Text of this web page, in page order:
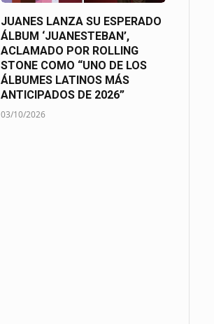
JUANES LANZA SU ESPERADO
ÁLBUM ‘JUANESTEBAN’,
ACLAMADO POR ROLLING
STONE COMO “UNO DE LOS
ÁLBUMES LATINOS MÁS
ANTICIPADOS DE 2026”
03/10/2026